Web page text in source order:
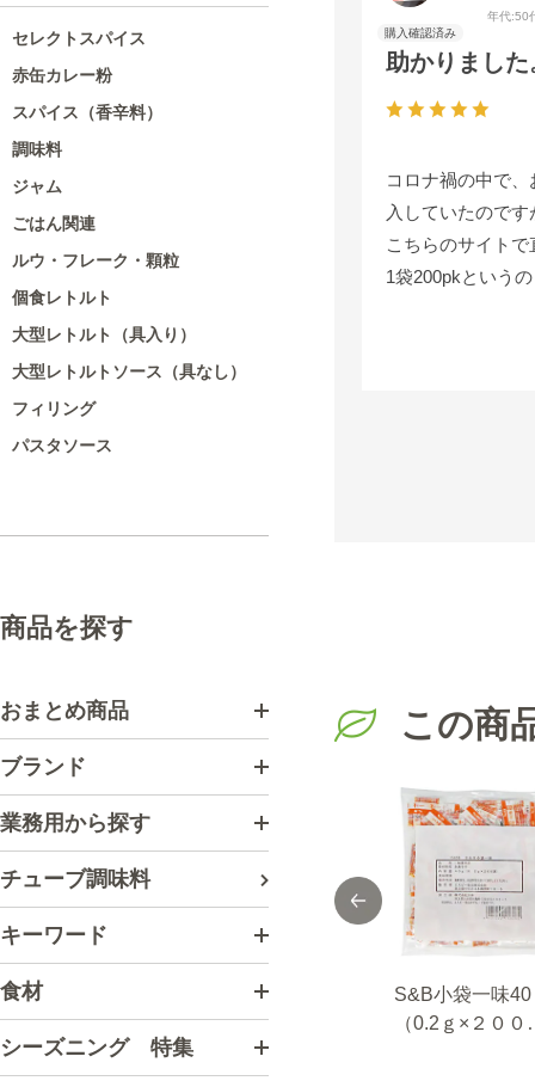
セレクトスパイス
赤缶カレー粉
スパイス（香辛料）
調味料
ジャム
ごはん関連
ルウ・フレーク・顆粒
個食レトルト
大型レトルト（具入り）
大型レトルトソース（具なし）
フィリング
パスタソース
商品を探す
おまとめ商品
ブランド
業務用から探す
チューブ調味料
キーワード
食材
シーズニング 特集
助かりました
年代:50
コロナ禍の中で
入していたので
こちらのサイト
1袋200pkという
この商
レクト バジルシ
ド/ホール/袋100g
マルコポーロ 七
味唐辛子１ｋｇ袋
入り
S&B小袋一味40
（0.2ｇ×２００